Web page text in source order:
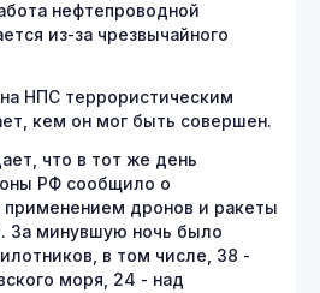
нефтепроводной
из-за чрезвычайного
НПС террористическим
кем он мог быть совершен.
что в тот же день
РФ сообщило о
применением дронов и ракеты
За минувшую ночь было
в том числе, 38 -
моря, 24 - над